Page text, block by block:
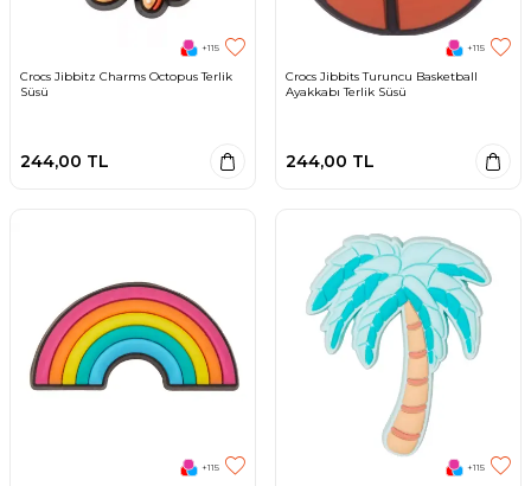
+115
Crocs Jibbitz Charms Octopus Terlik
Süsü
244,00 TL
+115
Crocs Jibbits Turuncu Basketball
Ayakkabı Terlik Süsü
244,00 TL
+115 +115